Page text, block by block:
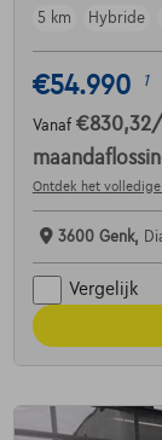
5 km
Hybride
€54.990 1
Vanaf €830,32/
Ontdek het
3600 Genk,
Vergelijk